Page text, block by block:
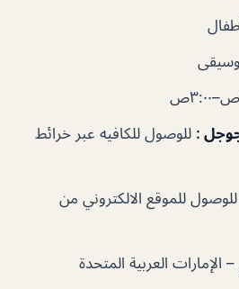
: للوصول للكافيه عبر خرائط
للموقع الالكتروني من
الإمارات العربية المتحدة